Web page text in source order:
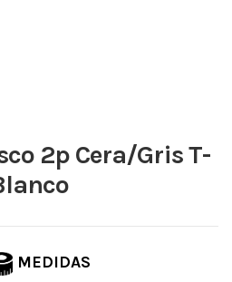
2p Cera/Gris T-
MEDIDAS